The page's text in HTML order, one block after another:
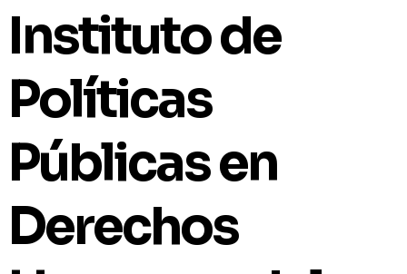
Instituto de
Políticas
Públicas en
Derechos